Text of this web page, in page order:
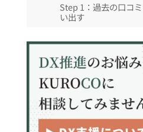
Step 1：過去の口コ
い出す
を作る
Step 3：口コミの指
まとめ